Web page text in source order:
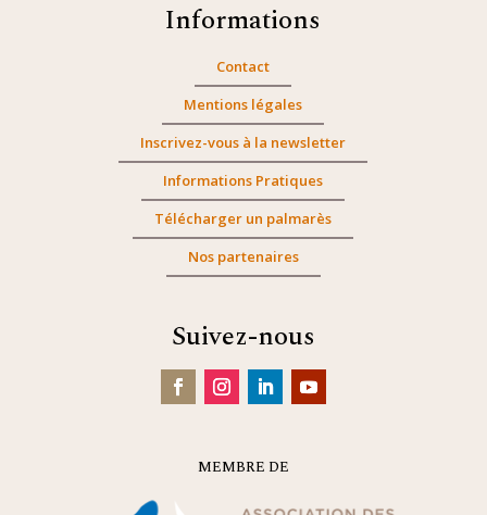
Informations
Contact
Mentions légales
Inscrivez-vous à la newsletter
Informations Pratiques
Télécharger un palmarès
Nos partenaires
Suivez-nous
MEMBRE DE